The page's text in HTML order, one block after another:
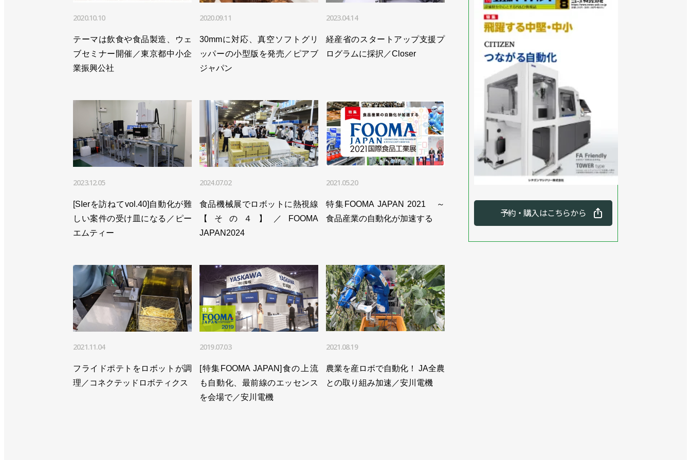
2020.10.10
テーマは飲食や食品製造、ウェ
ブセミナー開催／東京都中小企
業振興公社
2020.09.11
30mmに対応、真空ソフトグリ
ッパーの小型版を発売／ピアブ
ジャパン
2023.04.14
経産省のスタートアップ支援プ
ログラムに採択／Closer
2023.12.05
[SIerを訪ねてvol.40]自動化が難
しい案件の受け皿になる／ピー
エムティー
2024.07.02
食品機械展でロボットに熱視線
【その４】／FOOMA
JAPAN2024
2021.05.20
特集FOOMA JAPAN 2021 ～
食品産業の自動化が加速する
2021.11.04
フライドポテトをロボットが調
理／コネクテッドロボティクス
2019.07.03
[特集FOOMA JAPAN]食の上流
も自動化、最前線のエッセンス
を会場で／安川電機
2021.08.19
農業を産ロボで自動化！ JA全農
との取り組み加速／安川電機
予約・購入はこちらから